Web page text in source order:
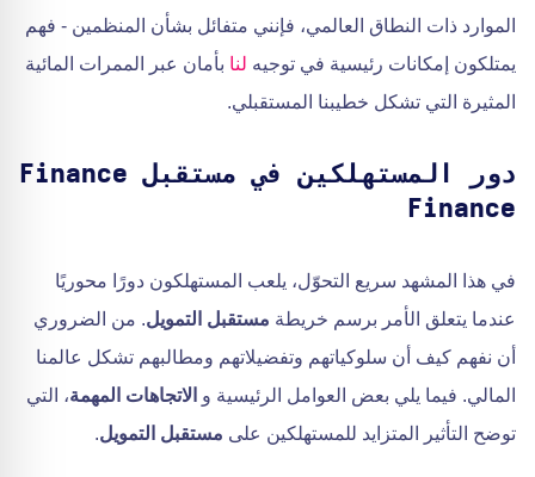
الموارد ذات النطاق العالمي، فإنني متفائل بشأن المنظمين - فهم
يمتلكون إمكانات رئيسية في توجيه لنا بأمان عبر الممرات المائية
المثيرة التي تشكل خطيبنا المستقبلي.
دور المستهلكين في مستقبل Finance
Finance
في هذا المشهد سريع التحوّل، يلعب المستهلكون دورًا محوريًا
عندما يتعلق الأمر برسم خريطة مستقبل التمويل. من الضروري
أن نفهم كيف أن سلوكياتهم وتفضيلاتهم ومطالبهم تشكل عالمنا
المالي. فيما يلي بعض العوامل الرئيسية و الاتجاهات المهمة، التي
توضح التأثير المتزايد للمستهلكين على مستقبل التمويل.